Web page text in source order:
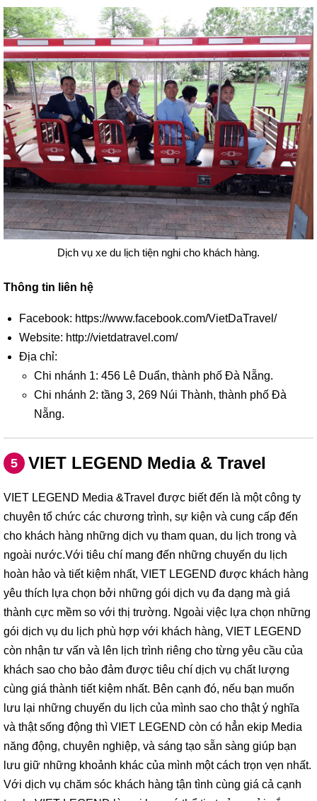
Dịch vụ xe du lịch tiện nghi cho khách hàng.
Thông tin liên hệ
Facebook: https://www.facebook.com/VietDaTravel/
Website: http://vietdatravel.com/
Địa chỉ:
Chi nhánh 1: 456 Lê Duẩn, thành phố Đà Nẵng.
Chi nhánh 2: tầng 3, 269 Núi Thành, thành phố Đà
Nẵng.
5 VIET LEGEND Media & Travel
VIET LEGEND Media &Travel được biết đến là một công ty
chuyên tổ chức các chương trình, sự kiện và cung cấp đến
cho khách hàng những dịch vụ tham quan, du lịch trong và
ngoài nước.Với tiêu chí mang đến những chuyến du lịch
hoàn hảo và tiết kiệm nhất, VIET LEGEND được khách hàng
yêu thích lựa chọn bởi những gói dịch vụ đa dạng mà giá
thành cực mềm so với thị trường. Ngoài việc lựa chọn những
gói dịch vụ du lịch phù hợp với khách hàng, VIET LEGEND
còn nhận tư vấn và lên lịch trình riêng cho từng yêu cầu của
khách sao cho bảo đảm được tiêu chí dịch vụ chất lượng
cùng giá thành tiết kiệm nhất. Bên cạnh đó, nếu bạn muốn
lưu lại những chuyến du lịch của mình sao cho thật ý nghĩa
và thật sống động thì VIET LEGEND còn có hẳn ekip Media
năng động, chuyên nghiệp, và sáng tạo sẵn sàng giúp bạn
lưu giữ những khoảnh khác của mình một cách trọn vẹn nhất.
Với dịch vụ chăm sóc khách hàng tận tình cùng giá cả cạnh